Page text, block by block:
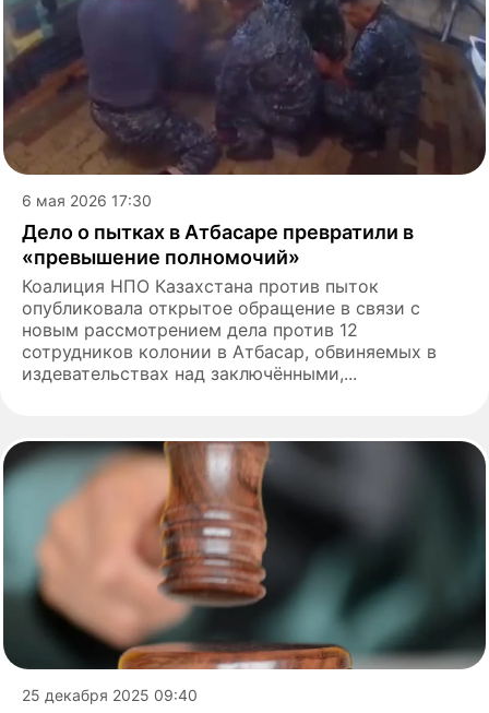
6 мая 2026 17:30
Дело о пытках в Атбасаре превратили в
«превышение полномочий»
Коалиция НПО Казахстана против пыток
опубликовала открытое обращение в связи с
новым рассмотрением дела против 12
сотрудников колонии в Атбасар, обвиняемых в
издевательствах над заключёнными,...
25 декабря 2025 09:40